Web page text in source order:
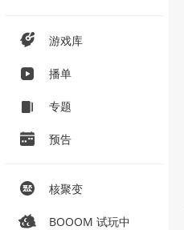
游戏库
播单
专题
预告
核聚变
BOOOM 试玩中